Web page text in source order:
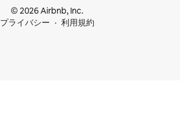
© 2026 Airbnb, Inc.
プライバシー
利用規約